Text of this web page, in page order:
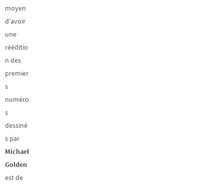
moyen
d’avoir
une
rééditio
n des
premier
s
numéro
s
dessiné
s par
Michael
Golden
est de